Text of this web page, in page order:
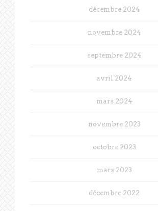
décembre 2024
novembre 2024
septembre 2024
avril 2024
mars 2024
novembre 2023
octobre 2023
mars 2023
décembre 2022